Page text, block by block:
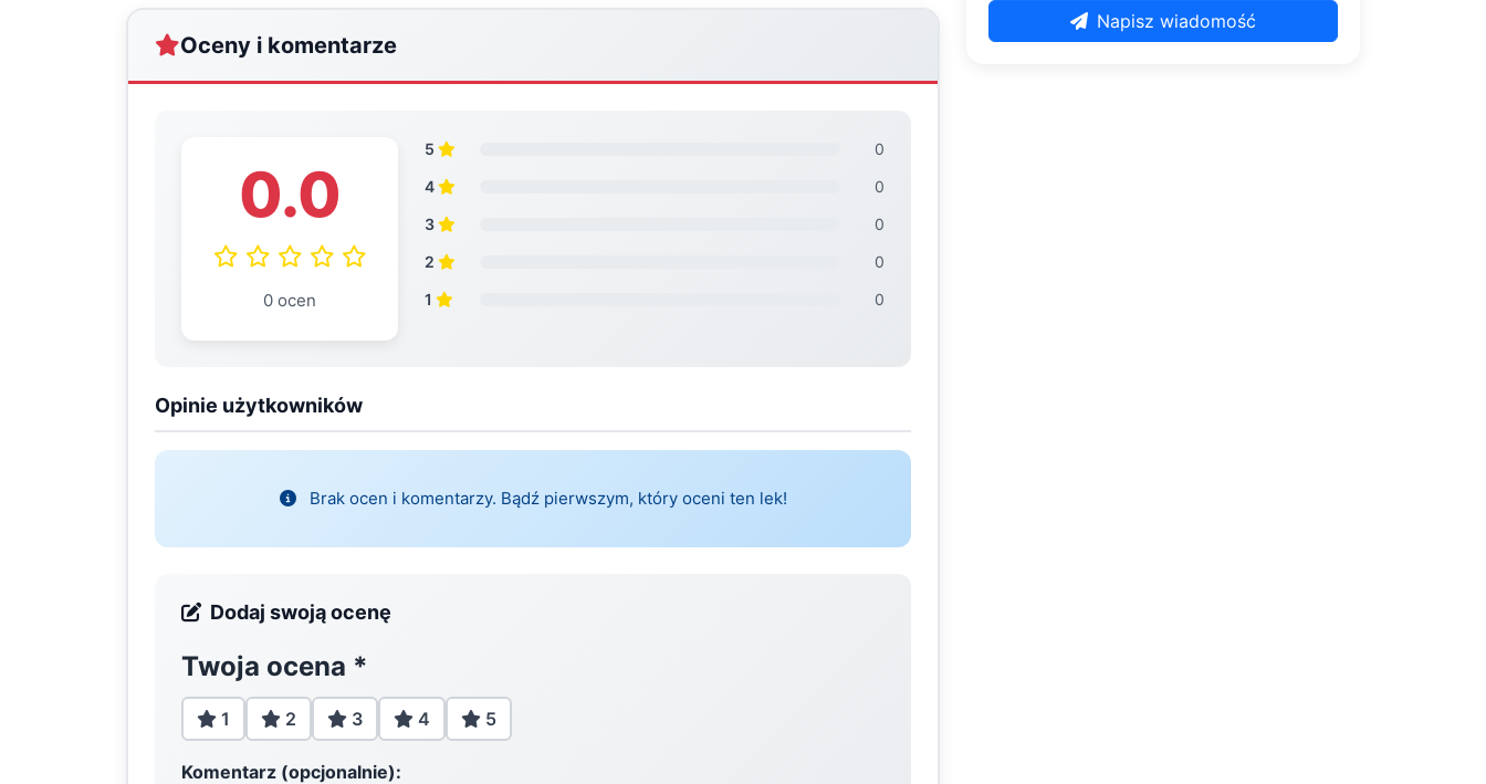
Oceny i komentarze
0.0
0 ocen
5
0
4
0
3
0
2
0
1
0
Opinie użytkowników
Brak ocen i komentarzy. Bądź pierwszym, który oceni ten lek!
Dodaj swoją ocenę
Twoja ocena *
1 2 3 4 5
Komentarz (opcjonalnie):
Napisz wiadomość